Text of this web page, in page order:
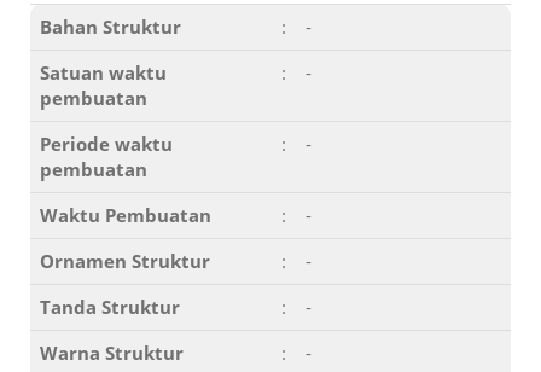
Bahan Struktur :
-
Satuan waktu
pembuatan
: -
Periode waktu
pembuatan
: -
Waktu Pembuatan :
-
Ornamen Struktur
:
-
Tanda Struktur
:
-
Warna Struktur
:
-